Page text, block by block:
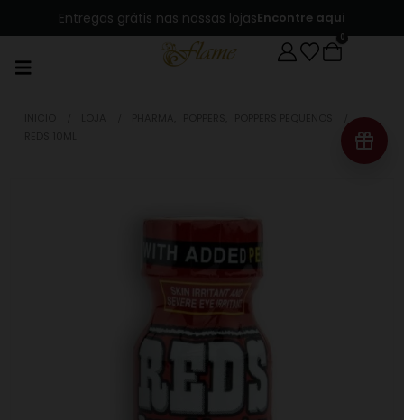
Entregas grátis nas nossas lojasEncontre aqui
0